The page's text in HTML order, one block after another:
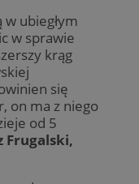
ubiegłym
w sprawie
krąg
się
on ma z niego
od 5
Frugalski,